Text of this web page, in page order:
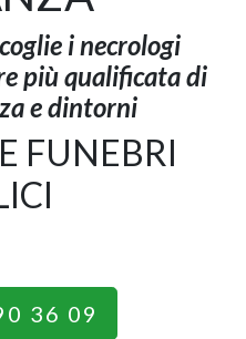
i necrologi
più qualificata di
e dintorni
FUNEBRI
36 09